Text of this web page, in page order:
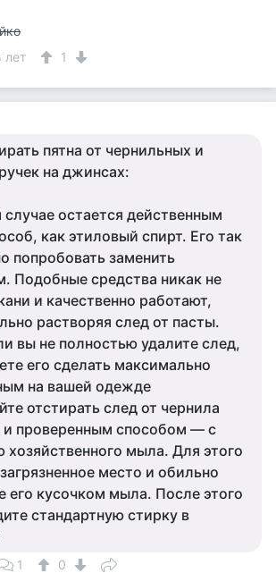
лет
1
пятна от чернильных и
на джинсах:
остается действенным
как этиловый спирт. Его так
попробовать заменить
Подобные средства никак не
и качественно работают,
растворяя след от пасты.
вы не полностью удалите след,
его сделать максимально
на вашей одежде
отстирать след от чернила
проверенным способом — с
мыла. Для этого
место и обильно
его кусочком мыла. После этого
стандартную стирку в
1 0